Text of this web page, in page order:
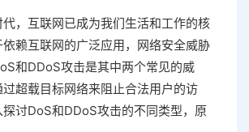
，互联网已成为我们生活和工作的核
赖互联网的广泛应用，网络安全威胁
和DDoS攻击是其中两个常见的威
超载目标网络来阻止合法用户的访
讨DoS和DDoS攻击的不同类型，原